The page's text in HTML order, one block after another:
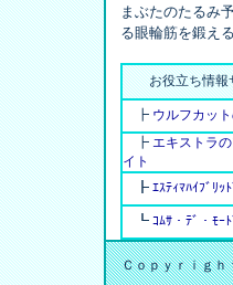
まぶたのたるみ
る眼輪筋を鍛え
お役立ち情報
┣ ウルフカッ
┣ エキストラ
イト
┣ ｴｽﾃｨﾏﾊｲﾌﾞﾘｯ
┗ ｺﾑｻ・ﾃﾞ・ﾓｰ
Ｃｏｐｙｒｉｇｈ